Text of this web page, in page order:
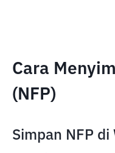
Cara
(NFP)
Simpan NFP